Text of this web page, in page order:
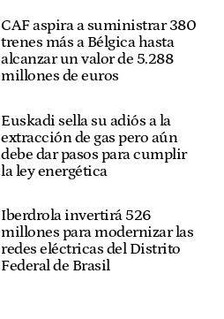
CAF aspira a suministrar 380
trenes más a Bélgica hasta
alcanzar un valor de 5.288
millones de euros
Euskadi sella su adiós a la
extracción de gas pero aún
debe dar pasos para cumplir
la ley energética
Iberdrola invertirá 526
millones para modernizar las
redes eléctricas del Distrito
Federal de Brasil